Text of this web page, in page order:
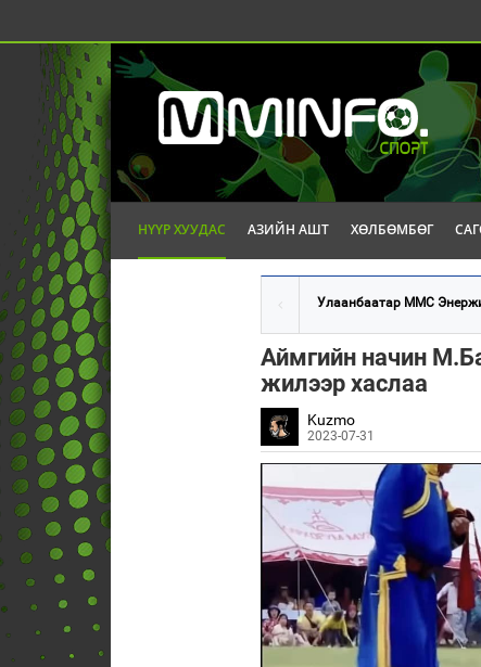
НҮҮР ХУУДАС АЗИЙН АШТ ХӨЛБӨМБӨГ
Улаанбаатар ММС Энержи
Аймгийн начин
жилээр хаслаа
Kuzmo
2023-07-31